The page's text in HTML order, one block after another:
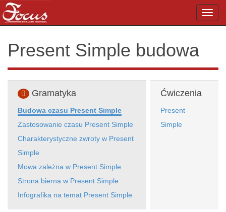
Present Simple budowa
Gramatyka
Budowa czasu Present Simple
Zastosowanie czasu Present Simple
Charakterystyczne zwroty w Present
Simple
Mowa zależna w Present Simple
Strona bierna w Present Simple
Infografika na temat Present Simple
Ćwiczenia
Present
Simple